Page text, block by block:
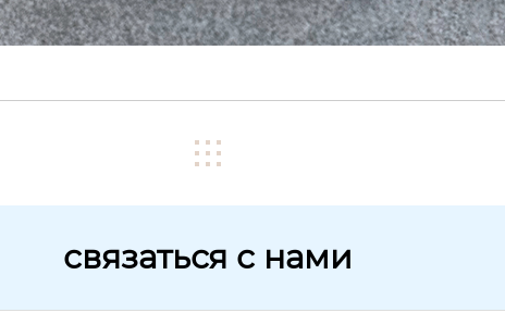
связаться с нами